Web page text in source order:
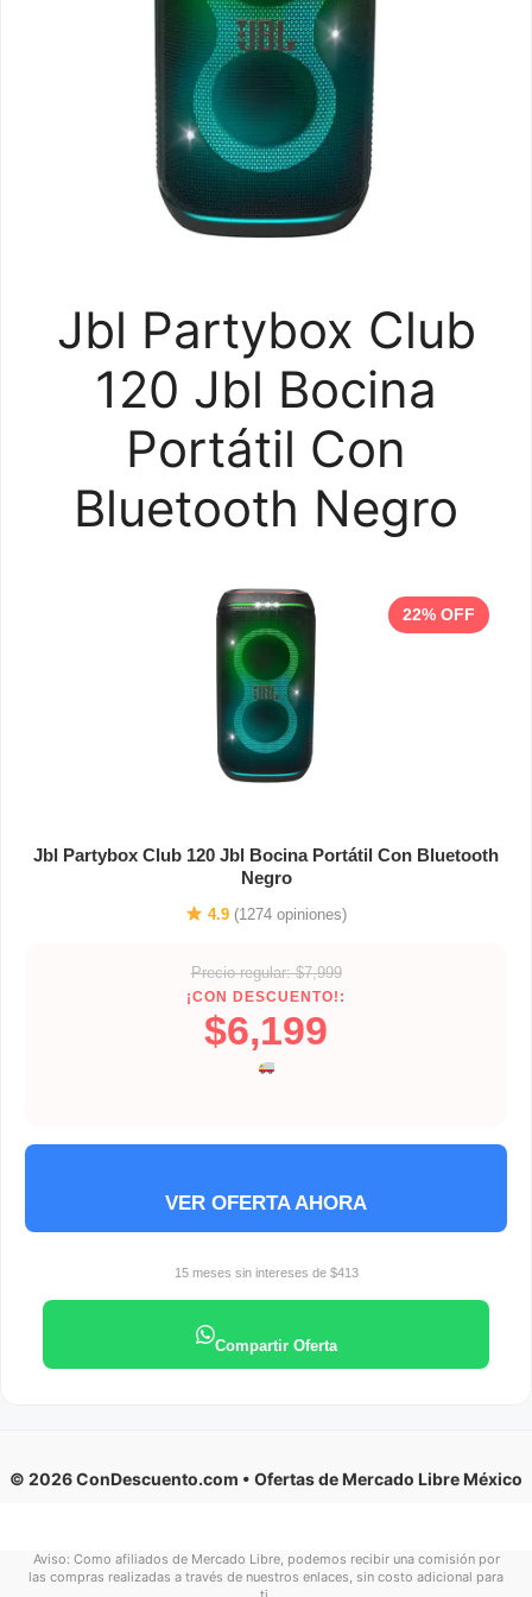
Jbl Partybox Club
120 Jbl Bocina
Portátil Con
Bluetooth Negro
22% OFF
Jbl Partybox Club 120 Jbl Bocina Portátil Con Bluetooth
Negro
4.9 (1274 opiniones)
Precio regular: $7,999
¡CON DESCUENTO!:
$6,199
VER OFERTA AHORA
15 meses sin intereses de $413
Compartir Oferta